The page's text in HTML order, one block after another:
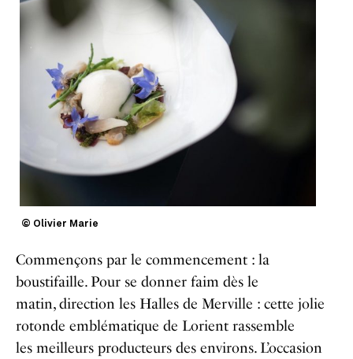
© Olivier Marie
Commençons par le commencement : la
boustifaille. Pour se donner faim dès le
matin, direction les Halles de Merville : cette jolie
rotonde emblématique de Lorient rassemble
les meilleurs producteurs des environs. L’occasion